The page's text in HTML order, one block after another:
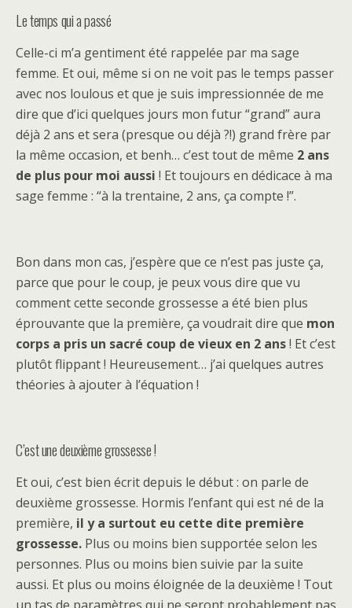
Le temps qui a passé
Celle-ci m’a gentiment été rappelée par ma sage
femme. Et oui, même si on ne voit pas le temps passer
avec nos loulous et que je suis impressionnée de me
dire que d’ici quelques jours mon futur “grand” aura
déjà 2 ans et sera (presque ou déjà ?!) grand frère par
la même occasion, et benh… c’est tout de même 2 ans
de plus pour moi aussi ! Et toujours en dédicace à ma
sage femme : “à la trentaine, 2 ans, ça compte !”.
Bon dans mon cas, j’espère que ce n’est pas juste ça,
parce que pour le coup, je peux vous dire que vu
comment cette seconde grossesse a été bien plus
éprouvante que la première, ça voudrait dire que mon
corps a pris un sacré coup de vieux en 2 ans! Et c’est
plutôt flippant ! Heureusement… j’ai quelques autres
théories à ajouter à l’équation !
C’est une deuxième grossesse !
Et oui, c’est bien écrit depuis le début : on parle de
deuxième grossesse. Hormis l’enfant qui est né de la
première, il y a surtout eu cette dite première
grossesse. Plus ou moins bien supportée selon les
personnes. Plus ou moins bien suivie par la suite
aussi. Et plus ou moins éloignée de la deuxième ! Tout
un tas de paramètres qui ne seront probablement pas